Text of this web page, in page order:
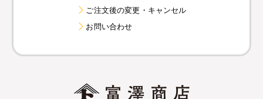
ご注文後の変更・キャンセル
お問い合わせ